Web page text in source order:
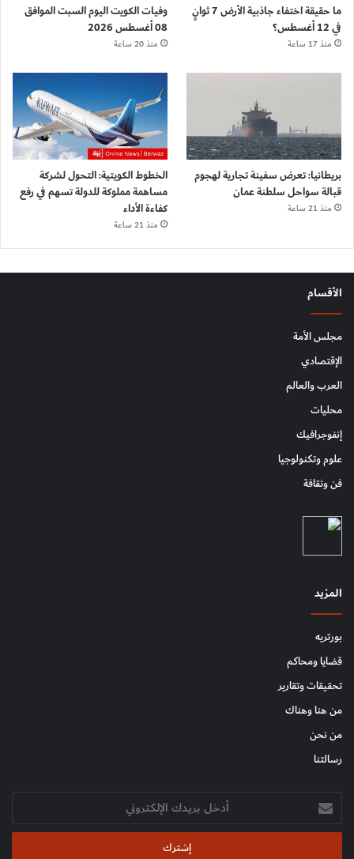
ما حقيقة اختفاء جاذبية الأرض 7 ثوانٍ
في 12 أغسطس؟
منذ 17 ساعة
وفيات الكويت اليوم السبت الموافق
08 أغسطس 2026
منذ 20 ساعة
بريطانيا: تعرض سفينة تجارية لهجوم
قبالة سواحل سلطنة عمان
منذ 21 ساعة
الخطوط الكويتية: التحول لشركة
مساهمة مملوكة للدولة تسهم في رفع
كفاءة الأداء
منذ 21 ساعة
الأقسام
مجلس الأمة
الإقتصادي
العرب والعالم
محليات
إنفوجرافيك
علوم وتكنولوجيا
فن وثقافة
المزيد
بورتريه
قضايا ومحاكم
تحقيقات وتقارير
من هنا وهناك
من نحن
رسالتنا
أدخل
بريدك
الإلكتروني